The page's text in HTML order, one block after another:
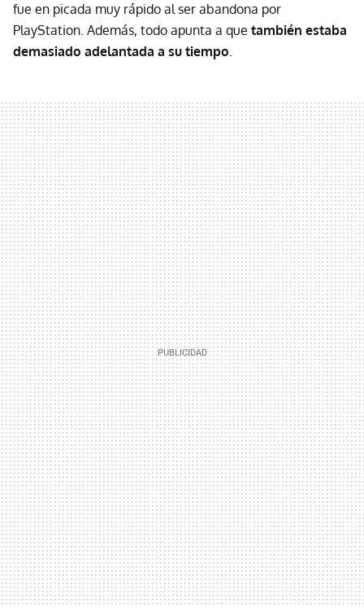
fue en picada muy rápido al ser abandona por
PlayStation. Además, todo apunta a que también estaba
demasiado adelantada a su tiempo.